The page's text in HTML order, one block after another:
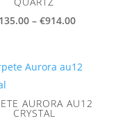
– €914.00Price
through
AURORA AU12
CRYSTAL